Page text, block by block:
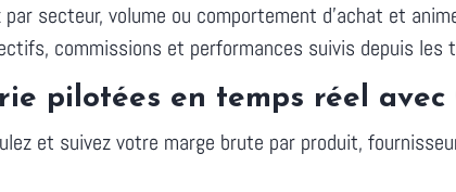
secteur, volume ou comportement d'achat et
commissions et performances suivis depuis les
pilotées en temps réel avec
et suivez votre marge brute par produit,